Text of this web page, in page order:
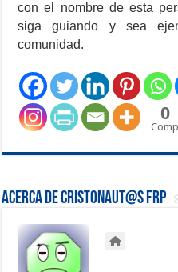
con el nombre de esta
siga guiando y sea
comunidad.
0
Acerca de Cristonaut@s FRP